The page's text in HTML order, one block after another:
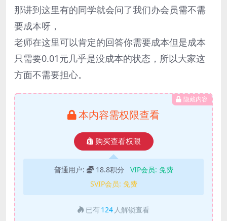
那讲到这里有的同学就会问了我们办会员需不需
要成本呀，
老师在这里可以肯定的回答你需要成本但是成本
只需要0.01元几乎是没成本的状态，所以大家这
方面不需要担心。
隐藏内容
本内容需权限查看
购买查看权限
普通用户: 18.8积分 VIP会员: 免费
SVIP会员: 免费
已有 124 人解锁查看